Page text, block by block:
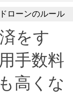
ローンのルール
をす
手数料
高くな